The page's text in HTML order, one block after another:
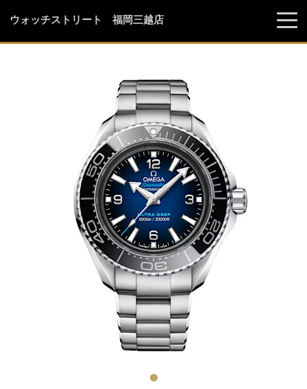
ウォッチストリート 福岡三越店